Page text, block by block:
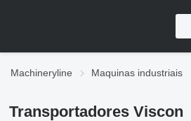
Machineryline Maquinas industriais
Transportadores Viscon